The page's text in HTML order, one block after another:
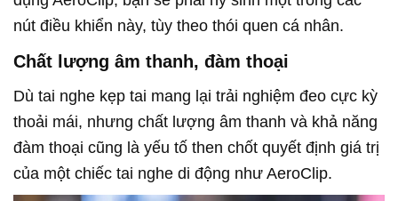
nút điều khiển này, tùy theo thói quen cá nhân.
Chất lượng âm thanh, đàm thoại
Dù tai nghe kẹp tai mang lại trải nghiệm đeo cực kỳ
thoải mái, nhưng chất lượng âm thanh và khả năng
đàm thoại cũng là yếu tố then chốt quyết định giá trị
của một chiếc tai nghe di động như AeroClip.